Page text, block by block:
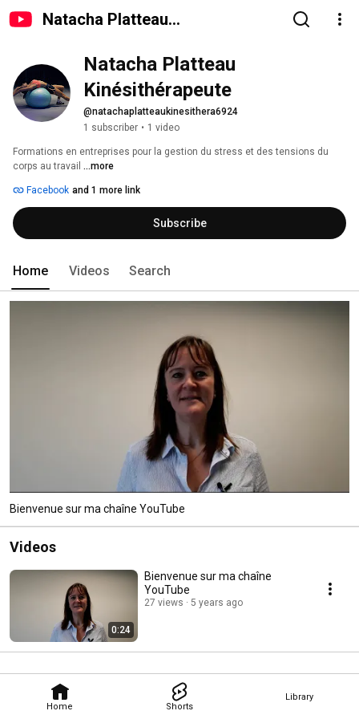
Natacha Platteau
Home Shorts
Library
Natacha Platteau
Kinésithérapeute
@natachaplatteaukinesithera6924
1 subscriber • 1 video
Formations en entreprises pour la gestion du stress et des tensions du
corps au travail ...more
Facebook and 1 more link
Subscribe
Home Videos Search
Bienvenue sur ma chaîne YouTube
Videos
0:24
Bienvenue sur ma chaîne
YouTube
27 views 5 years ago